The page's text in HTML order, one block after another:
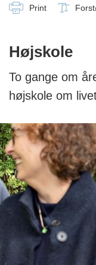
Print
Højskole
To gange om
højskole om